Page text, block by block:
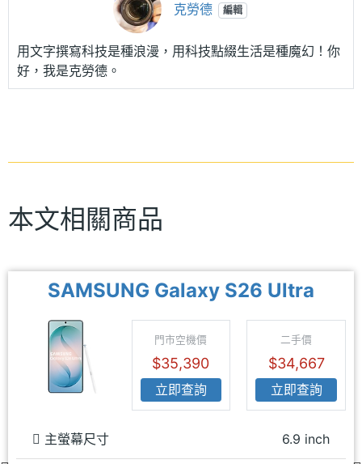
克勞德 編輯
用文字撰寫科技是種浪漫，用科技點綴生活是種魔幻！你
好，我是克勞德。
本文相關商品
SAMSUNG Galaxy S26 Ultra
門市空機價
$35,390
立即查詢
二手價
$34,667
立即查詢
主螢幕尺寸 6.9 inch